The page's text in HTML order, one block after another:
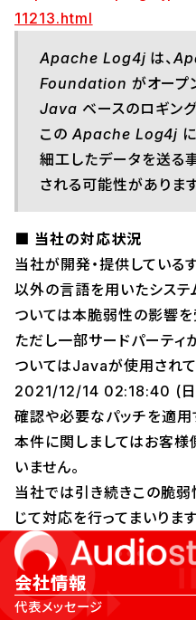
11213.html
Apache Log4j は、
Foundation がオープ
Java ベースのロギング
この Apache Log4j に
細工したデータを送る
される可能性があります
■ 当社の対応状況
当社が開発・提供している
以外の言語を用いたシステ
ついては本脆弱性の影響を
ただし一部サードパーティ
ついてはJavaが使用されて
2021/12/14 02:18:40 (日
確認や必要なパッチを適用
本件に関しましてはお客様
いません。
当社では引き続きこの脆
じて対応を行ってまいります
会社情報
代表メッセージ